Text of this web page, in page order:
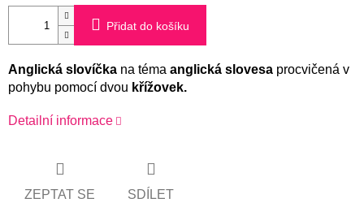
Přidat do košíku
Anglická slovíčka na téma anglická slovesa procvičená v
pohybu pomocí dvou křížovek.
Detailní informace
ZEPTAT SE SDÍLET